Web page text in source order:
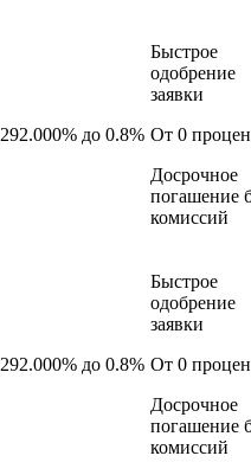
292.000% до 0.8%
Быстрое
одобрение
заявки
От 0
Досрочное
погашение
комиссий
292.000% до 0.8%
Быстрое
одобрение
заявки
От 0
Досрочное
погашение
комиссий